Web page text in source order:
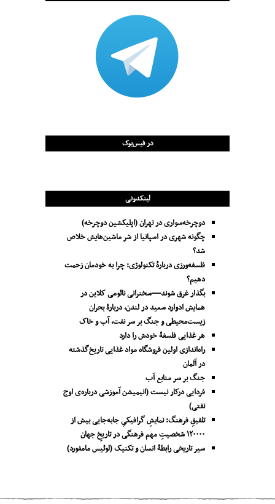
در فیس‌بوک
لینکدونی
دوچرخه‌سواری در تهران (اپلیکشین دوچرخه)
چگونه شهری در اسپانیا از شر ماشین‌هایش خلاص
شد؟
فلسفه‌ورزی دربارهٔ تکنولوژی: چرا به خودمان زحمت
دهیم؟
بگذار غرق شوند—سخنرانی نائومی کلاین در
همایش ادوارد سعید در لندن، دربارۀ بحران
زیست‌محیطی و جنگ بر سر نفت، آب و خاک
هر غذایی فلسفۀ خودش را دارد
راه‌اندازی اولین فروشگاه مواد غذایی تاریخ‌گذشته
در آلمان
جنگ بر سر منابع آب
فردایی درکار نیست (انیمیشن آموزشی درباره‌ی اوج
نفتی)
تلفیقِ فرهنگ: نمایشِ گرافیکیِ جا‌به‌جایی بیش از
۱۲۰۰۰۰ شخصیتِ مهم فرهنگی در تاریخِ جهان
سیر تاریخی رابطۀ انسان و تکنیک (لوئیس مامفورد)